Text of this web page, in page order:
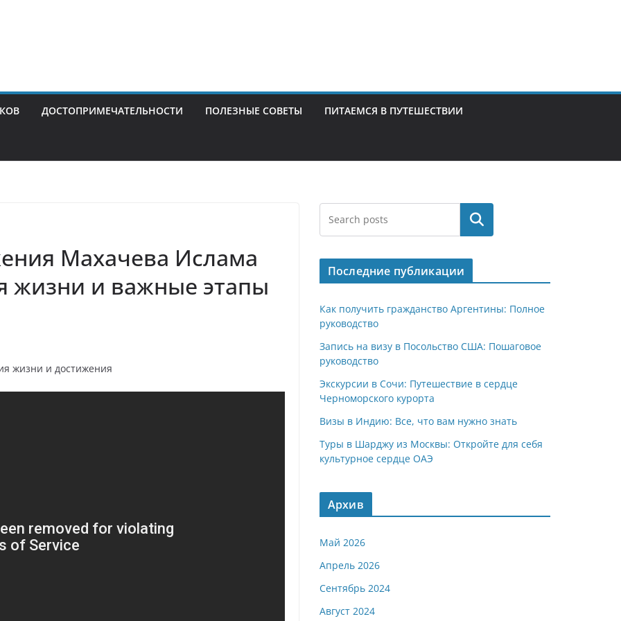
ДОСТОПРИМЕЧАТЕЛЬНОСТИ ПОЛЕЗНЫЕ СОВЕТЫ ПИТАЕМСЯ В ПУТЕШЕСТВИИ
Махачева Ислама
жизни и важные этапы
Поиск
Последние публикации
Как получить гражданство Аргентины: Полное
руководство
Запись на визу в Посольство США: Пошаговое
руководство
Экскурсии в Сочи: Путешествие в сердце
Черноморского курорта
Визы в Индию: Все, что вам нужно знать
Туры в Шарджу из Москвы: Откройте для себя
культурное сердце ОАЭ
Архив
Май 2026
Апрель 2026
Сентябрь 2024
Август 2024